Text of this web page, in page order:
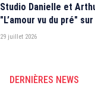
Studio Danielle et
"L’amour vu du pré"
29 juillet 2026
DERNIÈRES NEWS